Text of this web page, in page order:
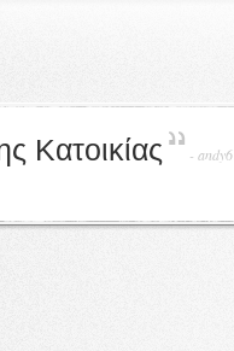
Κατοικίας -